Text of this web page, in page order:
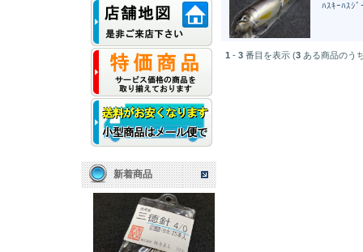
新着商品
ﾊｽｷｰﾊｽｼ
1 - 3 番目を表示 (3 ある商品のう